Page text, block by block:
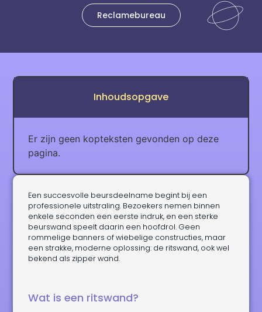
Reclamebureau
Een succesvolle beursdeelname begint bij een
professionele uitstraling. Bezoekers nemen binnen
enkele seconden een eerste indruk, en een sterke
beurswand speelt daarin een hoofdrol. Geen
rommelige banners of wiebelige constructies, maar
een strakke, moderne oplossing: de ritswand, ook wel
bekend als zipper wand.
Wat is een ritswand?
Inhoudsopgave
Er zijn geen kopteksten gevonden op deze
pagina.